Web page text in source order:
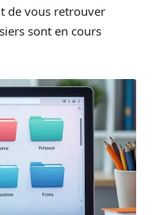
de vous retrouver
sont en cours